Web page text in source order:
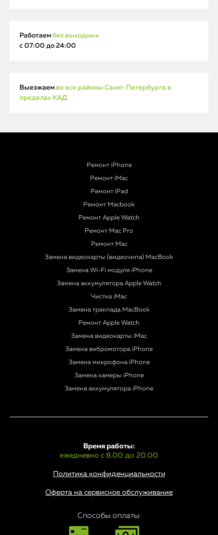
Работаем без выходных
с 07:00 до 24:00
Выезжаем во все районы Санкт‑Петербурга в
пределах КАД
Ремонт iPhone
Ремонт iMac
Ремонт iPad
Ремонт Macbook
Ремонт Apple Watch
Ремонт Mac Pro
Ремонт Mac
Замена видеокарты (видеочипа) MacBook
Замена Wi-Fi модуля iPhone
Замена аккумулятора Apple Watch
Чистка iMac
Замена трекпада MacBook
Ремонт Apple Watch
Замена видеокарты iMac
Замена вибромотора iPhone
Замена микрофона iPhone
Замена камеры iPhone
Замена аккумулятора iPhone
Политика конфиденциальности
Время работы:
ежедневно с 8.00 до 20.00
Оферта на сервисное обслуживание
Способы оплаты: